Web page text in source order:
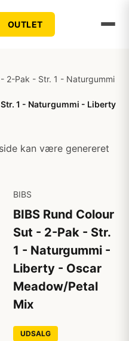
OUTLET
2-Pak - Str. 1 - Naturgummi
1 - Naturgummi - Liberty
kan være genereret
BIBS
BIBS Rund Colour
Sut - 2-Pak - Str.
1 - Naturgummi -
Liberty - Oscar
Meadow/Petal
Mix
UDSALG